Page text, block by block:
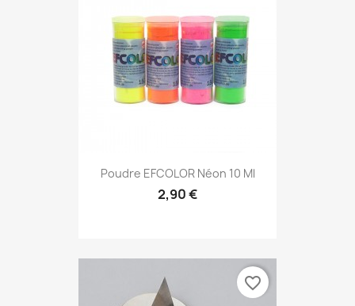
Poudre EFCOLOR Néon 10 Ml
2,90 €
favorite_border